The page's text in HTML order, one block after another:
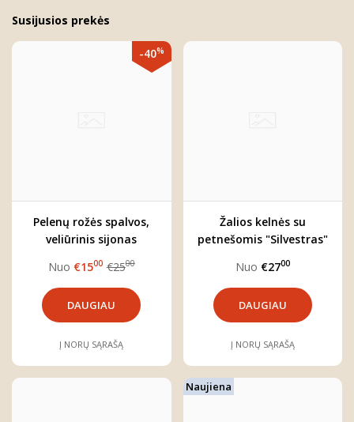
Susijusios prekės
-40%
Pelenų rožės spalvos,
veliūrinis sijonas
Nuo €1500 €2500
DAUGIAU
Į NORŲ SĄRAŠĄ
Žalios kelnės su
petnešomis "Silvestras"
Nuo €2700
DAUGIAU
Į NORŲ SĄRAŠĄ
Naujiena